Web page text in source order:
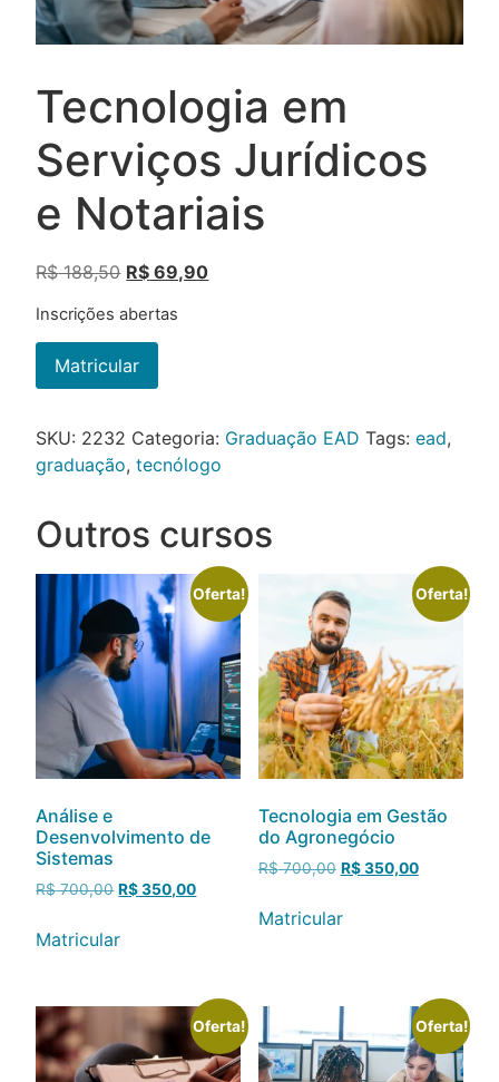
Tecnologia em
Serviços Jurídicos
e Notariais
R$188,50 R$ 69,90
Inscrições abertas
Matricular
SKU: 2232 Categoria: Graduação EAD Tags:ead,
graduação,tecnólogo
Outros cursos
Oferta!
Análise e
Desenvolvimento de
Sistemas
R$700,00 R$350,00
Matricular
Oferta!
Tecnologia em Gestão
do Agronegócio
R$700,00 R$350,00
Matricular
Oferta! Oferta!